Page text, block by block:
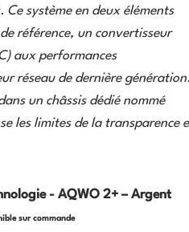
système en deux éléments
référence, un convertisseur
aux performances
réseau de dernière génération.
un châssis dédié nommé
les limites de la transparence
- AQWO 2+ – Argent
sur commande